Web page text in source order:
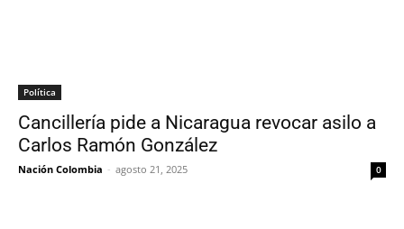
Política
Cancillería pide a Nicaragua revocar asilo a
Carlos Ramón González
Nación Colombia - agosto 21, 2025 0